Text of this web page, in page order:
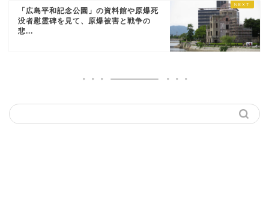
「広島平和記念公園」の資料館や原爆死
没者慰霊碑を見て、原爆被害と戦争の
悲...